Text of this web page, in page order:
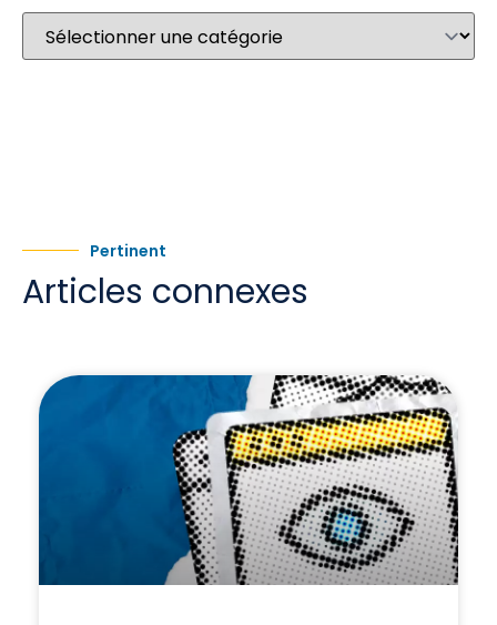
Pertinent
Articles connexes